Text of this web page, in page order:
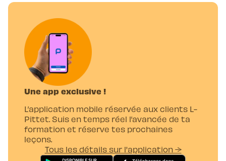
Une app exclusive !
L’application mobile réservée aux clients L-
Pittet. Suis en temps réel l’avancée de ta
formation et réserve tes prochaines
leçons.
Tous les détails sur l'application →